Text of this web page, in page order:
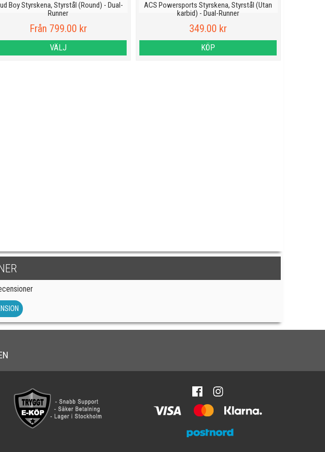
Boy Styrskena, Styrstål (Round) - Dual-
Runner
Från 799.00 kr
VÄLJ
ACS Powersports Styrskena, Styrstål (Utan
karbid) - Dual-Runner
349.00 kr
KÖP